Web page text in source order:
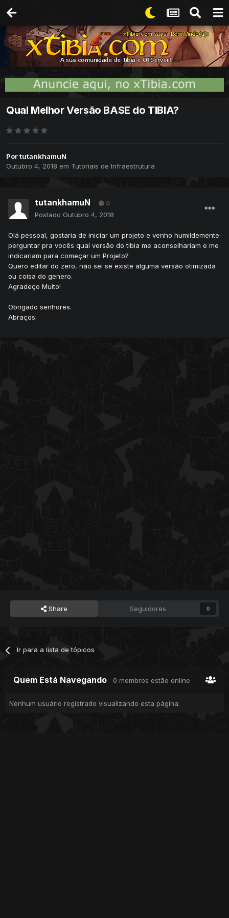
Qual Melhor Versão BASE do TIBIA?
PortutankhamuN
Outubro 4, 2018 em Tutoriais de Infraestrutura
tutankhamuN 0
Postado Outubro 4, 2018
Olá pessoal, gostaria de iniciar um projeto e venho humildemente
perguntar pra vocês qual versão do tibia me aconselhariam e me
indicariam para começar um Projeto?
Quero editar do zero, não sei se existe alguma versão otimizada
ou coisa do genero.
Agradeço Muito!
Obrigado senhores.
Abraços.
Share Seguidores 0
Ir para a lista de tópicos
Quem Está Navegando 0 membros estão online
Nenhum usuário registrado visualizando esta página.